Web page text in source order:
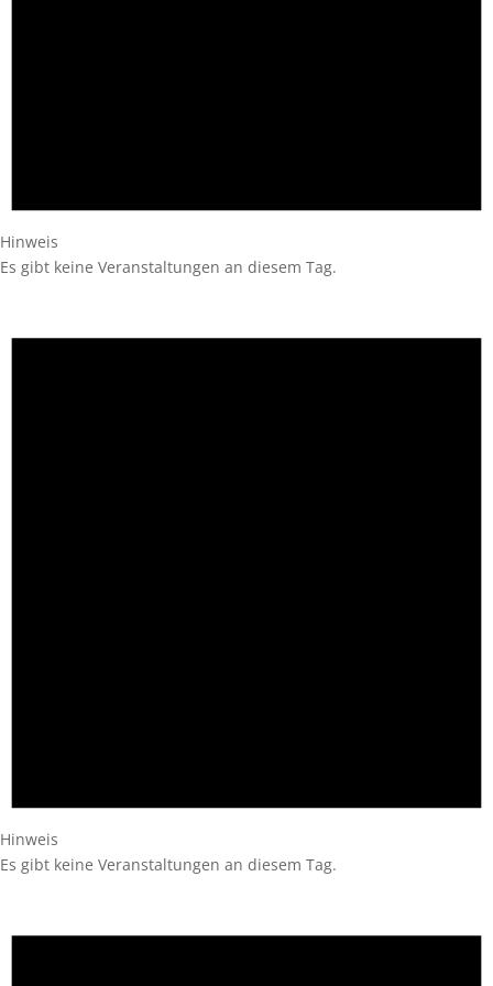
Hinweis
Es gibt keine Veranstaltungen an diesem Tag.
Hinweis
Es gibt keine Veranstaltungen an diesem Tag.